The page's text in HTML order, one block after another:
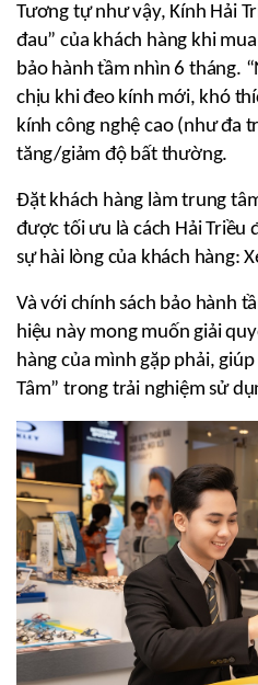
Tương tự như vậy, Kính Hải
đau” của khách hàng khi
bảo hành tầm nhìn 6 tháng.
chịu khi đeo kính mới, khó
kính công nghệ cao (như đa
tăng/giảm độ bất thường.
Đặt khách hàng làm trung
được tối ưu là cách Hải Triều
sự hài lòng của khách hàng:
Và với chính sách bảo hành
hiệu này mong muốn giải
hàng của mình gặp phải,
Tâm” trong trải nghiệm sử